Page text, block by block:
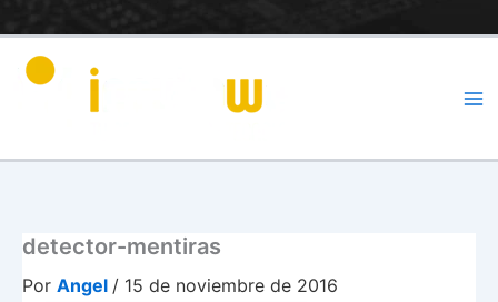
detector-mentiras
Por Angel / 15 de noviembre de 2016